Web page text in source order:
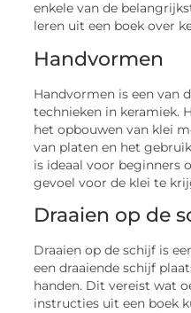
enkele van de
leren uit een boek over
Handvormen
Handvormen is een van
technieken in keramiek.
het opbouwen van klei
van platen en het
is ideaal voor beginners
gevoel voor de klei te
Draaien op de
Draaien op de schijf is
een draaiende schijf
handen. Dit vereist wat
instructies uit een boek